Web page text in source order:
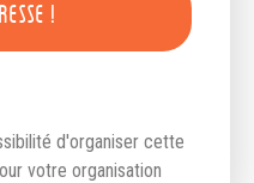
!
d'organiser cette
votre organisation